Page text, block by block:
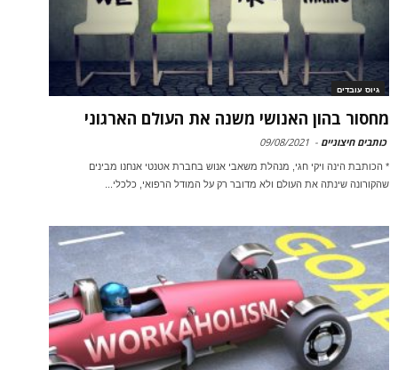
גיוס עובדים
מחסור בהון האנושי משנה את העולם הארגוני
כותבים חיצוניים -
09/08/2021
* הכותבת הינה ויקי חגי, מנהלת משאבי אנוש בחברת אטנטי אנחנו מבינים
שהקורונה שינתה את העולם ולא מדובר רק על המודל הרפואי, כלכלי...